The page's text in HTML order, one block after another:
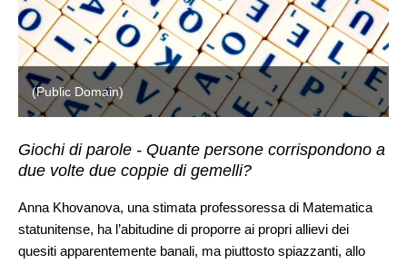
(Public Domain)
Giochi di parole - Quante persone corrispondono a
due volte due coppie di gemelli?
Anna Khovanova, una stimata professoressa di Matematica
statunitense, ha l’abitudine di proporre ai propri allievi dei
quesiti apparentemente banali, ma piuttosto spiazzanti, allo